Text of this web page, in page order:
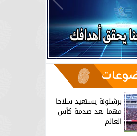
برشلونة يستعيد سلاحا
مهما بعد صدمة كأس
العالم